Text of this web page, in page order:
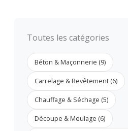
Toutes les catégories
Béton & Maçonnerie (9)
Carrelage & Revêtement (6)
Chauffage & Séchage (5)
Découpe & Meulage (6)